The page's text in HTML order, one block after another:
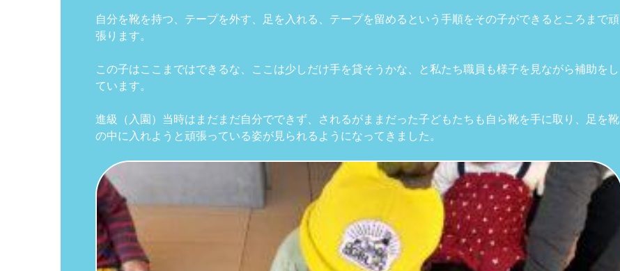
自分を靴を持つ、テープを外す、足を入れる、テープを留めるという手順をその子ができるところまで頑
張ります。
この子はここまではできるな、ここは少しだけ手を貸そうかな、と私たち職員も様子を見ながら補助をし
ています。
進級（入園）当時はまだまだ自分でできず、されるがままだった子どもたちも自ら靴を手に取り、足を靴
の中に入れようと頑張っている姿が見られるようになってきました。